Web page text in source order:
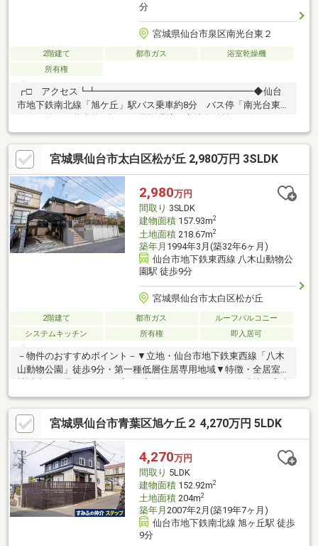
分
宮城県仙台市泉区南光台東２
2階建て 都市ガス
浴室乾燥機
所有権
┏□ アクセス┗┻━━━━━━━━━━━━━━━━━◆仙台
市地下鉄南北線「旭ケ丘」駅バス乗車約8分 バス停「南光台東一
┗┻━━━━━━━━━━━━━━━━━◆一種低層住居専用地
域の閑静な住宅街に立地。周辺は低層住宅の街並みが広がってお
ります。◆北西側前面道路は公道幅員約12.0mあり、解放感がご
ざいます。◆北東側は遊歩道に面しております。┏□ 物件の特
徴┗┻━━━━━━━━━━━━━━━━━◆リビング、玄関の
2カ所に吹き抜けがあり、解放感を感じることができます。◆建
物内外含め手入れのされた建物です。
宮城県仙台市太白区松が丘 2,980万円 3SLDK
2,980万円
間取り 3SLDK
建物面積157.93m2
土地面積218.67m2
築年月 1994年3月(築32年6ヶ月)
仙台市地下鉄東西線 八木山動物公
園駅 徒歩9分
宮城県仙台市太白区松が丘
2階建て 都市ガス
ルーフバルコニー
システムキッチン
所有権 即入居可
－物件のおすすめポイント－▼立地・仙台市地下鉄東西線「八木
山動物公園」徒歩9分・第一種低層住居専用地域▼特徴・全居室6
スペース有、勝手口付・全洋室に面する開放的なルーフバルコニ
ー・WIC等、随所に収納を配置・ホールは一部吹抜け、2階部分に
天窓有・浴室・玄関ホールから望める坪庭有・残金精算後、即引
渡し可▼設備・食洗機・各階にトイレ▼周辺環境・八木山本町一
丁目公園 徒歩3分(約180m)■ ご希望の住まい探しをお手伝いしま
す ━━━━━・・・物件の詳細・ご相談はお気軽にお問い合わせ
ください。
宮城県仙台市青葉区旭ケ丘２ 4,270万円 5LDK
4,270万円
間取り 5LDK
建物面積152.92m2
土地面積204m2
築年月 2007年2月(築19年7ヶ月)
仙台市地下鉄南北線 旭ヶ丘駅 徒歩
9分